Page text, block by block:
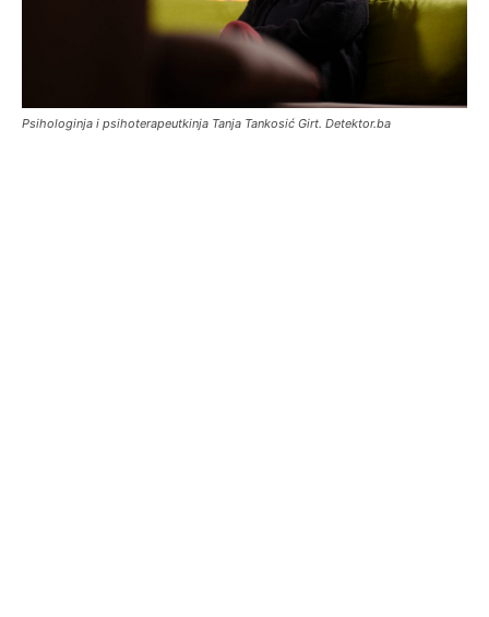
Psihologinja i psihoterapeutkinja Tanja Tankosić Girt. Detektor.ba